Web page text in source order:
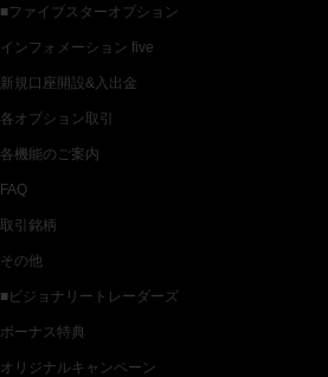
■ファイブスターオプション
インフォメーション five
新規口座開設&入出金
各オプション取引
各機能のご案内
FAQ
取引銘柄
その他
■ビジョナリートレーダーズ
ボーナス特典
オリジナルキャンペーン